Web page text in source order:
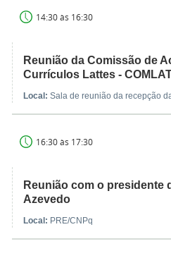
14:30 às 16:30
Reunião da Comissão de
Currículos Lattes -
Local: Sala de reunião da recepção
16:30 às 17:30
Reunião com o presidente
Azevedo
Local: PRE/CNPq